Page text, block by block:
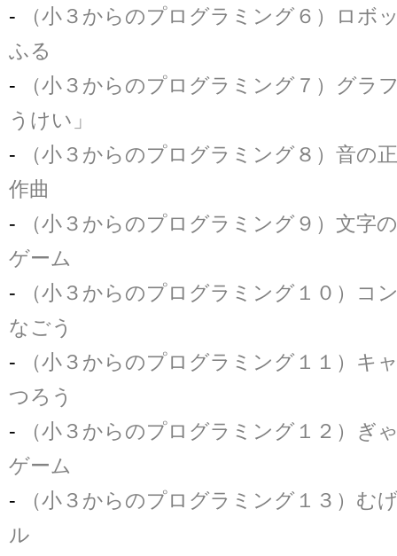
-
（小３からのプログラミング６）ロボ
ふる
-
（小３からのプログラミング７）グラ
うけい」
-
（小３からのプログラミング８）音の
作曲
-
（小３からのプログラミング９）文字
ゲーム
-
（小３からのプログラミング１０）コ
なごう
-
（小３からのプログラミング１１）キ
つろう
-
（小３からのプログラミング１２）ぎ
ゲーム
-
（小３からのプログラミング１３）む
ル